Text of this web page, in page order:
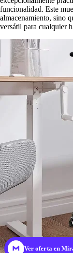
funcionalidad. Este
almacenamiento, sino
versátil para cualquier
Ver oferta en